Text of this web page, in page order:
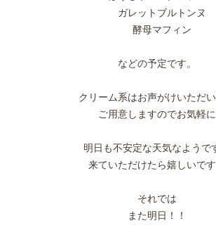
ガレットブルトンヌ
酵母マフィン
などの予定です。
クリーム系はお声がけいただ
ご用意しますのでお気軽に
明日も不安定な天気なようで
来ていただけたら嬉しいです
それでは
また明日！！